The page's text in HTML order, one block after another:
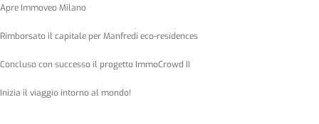
Apre Immoveo Milano
Rimborsato il capitale per Manfredi eco-residences
Concluso con successo il progetto ImmoCrowd II
Inizia il viaggio intorno al mondo!